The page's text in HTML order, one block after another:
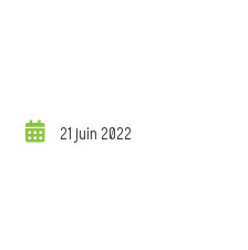
21 juin 2022